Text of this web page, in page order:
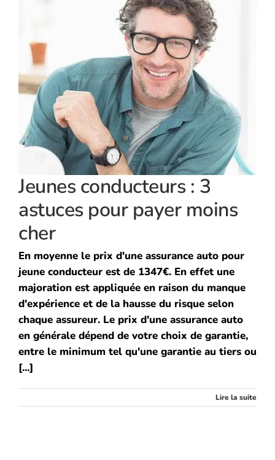
Jeunes conducteurs : 3
astuces pour payer moins
cher
En moyenne le prix d'une assurance auto pour
jeune conducteur est de 1347€. En effet une
majoration est appliquée en raison du manque
d'expérience et de la hausse du risque selon
chaque assureur. Le prix d'une assurance auto
en générale dépend de votre choix de garantie,
entre le minimum tel qu'une garantie au tiers ou
[...]
Lire la suite